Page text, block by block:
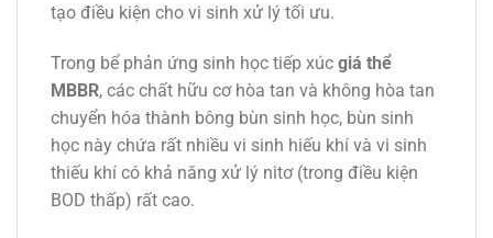
tạo điều kiện cho vi sinh xử lý tối ưu.
Trong bể phản ứng sinh học tiếp xúc giá thể
MBBR, các chất hữu cơ hòa tan và không hòa tan
chuyển hóa thành bông bùn sinh học, bùn sinh
học này chứa rất nhiều vi sinh hiếu khí và vi sinh
thiếu khí có khả năng xử lý nitơ (trong điều kiện
BOD thấp) rất cao.